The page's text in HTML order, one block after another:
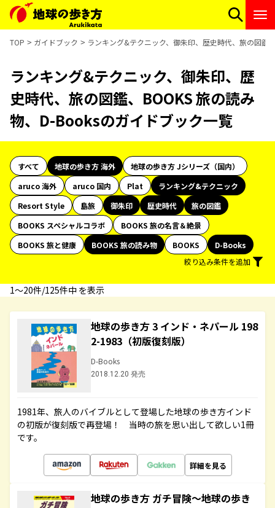
TOP ガイドブック ランキング&テクニック、御朱印、歴史時代、旅の図鑑
ランキング&テクニック、御朱印、歴
史時代、旅の図鑑、BOOKS 旅の読み
物、D-Booksのガイドブック一覧
すべて 地球の歩き方 海外
地球の歩き方 Jシリーズ（国内）
aruco 海外
aruco 国内 Plat
ランキング&テクニック
Resort Style
島旅 御朱印 歴史時代
旅の図鑑
BOOKS スペシャルコラボ
BOOKS 旅の名言＆絶景
BOOKS 旅と健康
BOOKS 旅の読み物 BOOKS
D-Books
絞り込み条件を追加
1〜20件/125件中 を表示
地球の歩き方 3 インド・ネパール 198
2-1983（初版復刻版）
D-Books
2018.12.20 発売
1981年、旅人のバイブルとして登場した地球の歩き方インド
の初版が復刻版で再登場！ 当時の旅を思い出して欲しい1冊
です。
詳細を見る
地球の歩き方 ガチ冒険～地球の歩き